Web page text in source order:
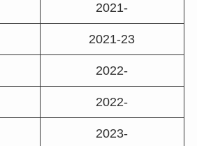
2021-
2021-23
2022-
2022-
2023-